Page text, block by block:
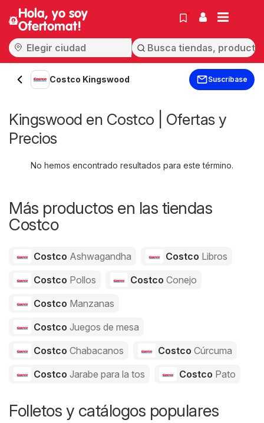
Hola, yo soy
Ofertomat!
Costco Kingswood Suscríbase
Kingswood en Costco | Ofertas y
Precios
No hemos encontrado resultados para este término.
Más productos en las tiendas
Costco
Costco Ashwagandha Costco Libros
Costco Pollos Costco Conejo
Costco Manzanas
Costco Juegos de mesa
Costco Chabacanos Costco Cúrcuma
Costco Jarabe para la tos Costco Pato
Folletos y catálogos populares